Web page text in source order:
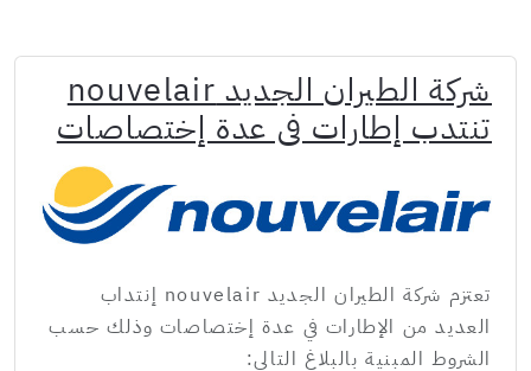
شركة الطيران الجديد nouvelair
تنتدب إطارات في عدة إختصاصات
تعتزم شركة الطيران الجديد nouvelair إنتداب
العديد من الإطارات في عدة إختصاصات وذلك حسب
الشروط المبنية بالبلاغ التالي: